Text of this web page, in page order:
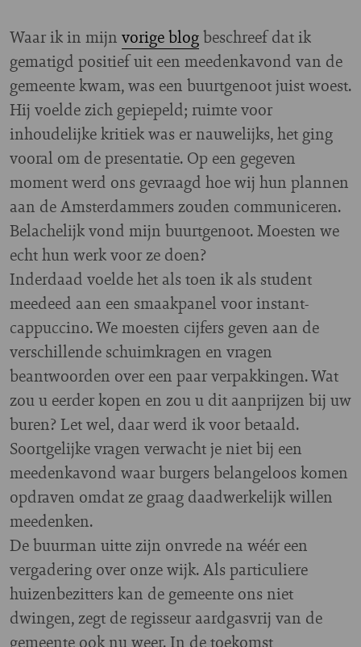
Waar ik in mijn vorige blogbeschreef dat ik
gematigd positief uit een meedenkavond van de
gemeente kwam, was een buurtgenoot juist woest.
Hij voelde zich gepiepeld; ruimte voor
inhoudelijke kritiek was er nauwelijks, het ging
vooral om de presentatie. Op een gegeven
moment werd ons gevraagd hoe wij hun plannen
aan de Amsterdammers zouden communiceren.
Belachelijk vond mijn buurtgenoot. Moesten we
echt hun werk voor ze doen?
Inderdaad voelde het als toen ik als student
meedeed aan een smaakpanel voor instant-
cappuccino. We moesten cijfers geven aan de
verschillende schuimkragen en vragen
beantwoorden over een paar verpakkingen. Wat
zou u eerder kopen en zou u dit aanprijzen bij uw
buren? Let wel, daar werd ik voor betaald.
Soortgelijke vragen verwacht je niet bij een
meedenkavond waar burgers belangeloos komen
opdraven omdat ze graag daadwerkelijk willen
meedenken.
De buurman uitte zijn onvrede na wéér een
vergadering over onze wijk. Als particuliere
huizenbezitters kan de gemeente ons niet
dwingen, zegt de regisseur aardgasvrij van de
gemeente ook nu weer. In de toekomst